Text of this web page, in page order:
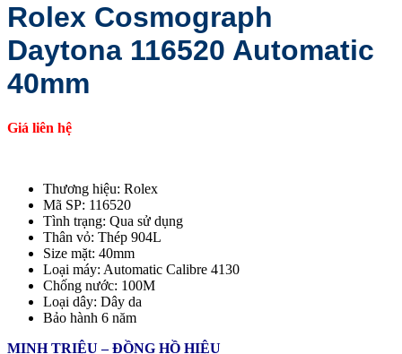
Rolex Cosmograph
Daytona 116520 Automatic
40mm
Giá liên hệ
Thương hiệu: Rolex
Mã SP: 116520
Tình trạng: Qua sử dụng
Thân vỏ: Thép 904L
Size mặt: 40mm
Loại máy: Automatic Calibre 4130
Chống nước: 100M
Loại dây: Dây da
Bảo hành 6 năm
MINH TRIỆU – ĐỒNG HỒ HIỆU